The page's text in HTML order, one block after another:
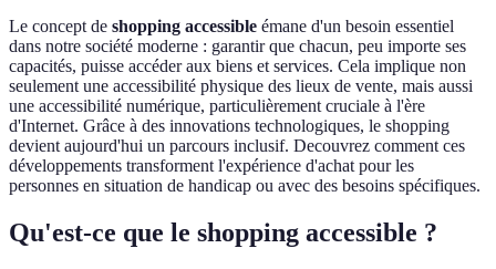
Le concept de shopping accessible émane d'un besoin essentiel
dans notre société moderne : garantir que chacun, peu importe ses
capacités, puisse accéder aux biens et services. Cela implique non
seulement une accessibilité physique des lieux de vente, mais aussi
une accessibilité numérique, particulièrement cruciale à l'ère
d'Internet. Grâce à des innovations technologiques, le shopping
devient aujourd'hui un parcours inclusif. Decouvrez comment ces
développements transforment l'expérience d'achat pour les
personnes en situation de handicap ou avec des besoins spécifiques.
Qu'est-ce que le shopping accessible ?